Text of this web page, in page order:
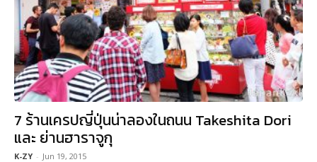
7 ร้านเครปญี่ปุ่นน่าลองในถนน Takeshita Dori
และ ย่านฮาราจูกุ
K-ZY - Jun 19, 2015